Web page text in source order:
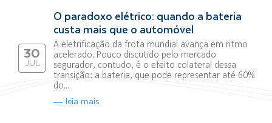
30
JUL
O paradoxo elétrico: quando a bateria
custa mais que o automóvel
A eletrificação da frota mundial avança em ritmo
acelerado. Pouco discutido pelo mercado
segurador, contudo, é o efeito colateral dessa
transição: a bateria, que pode representar até 60%
do...
leia mais